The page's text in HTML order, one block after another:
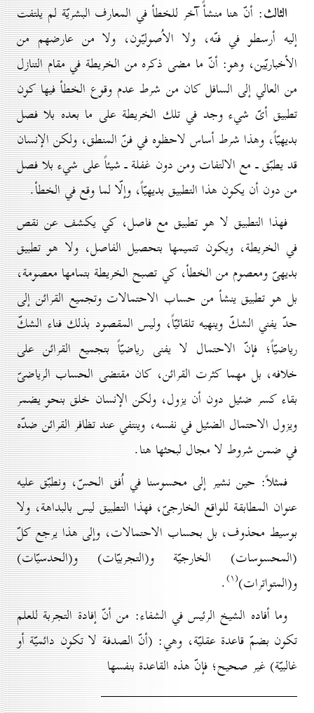
الثالث: أنّ هنا منشأً آخر للخطأ في المعارف البشريّة لم يلتفت
إليه أرسطو في فنّه، ولا الاُصوليّون، ولا من عارضهم من
الأخباريّين، وهو: أنّ ما مضى ذكره من الخريطة في مقام التنازل
من العالي إلى السافل كان من شرط عدم وقوع الخطأ فيها كون
تطبيق أىّ شيء وجد في تلك الخريطة على ما بعده بلا فصل
بديهيّاً، وهذا شرط أساس لاحظوه في فنّ المنطق، ولكن الإنسان
قد يطبّق ـ مع الالتفات ومن دون غفلة ـ شيئاً على شيء بلا فصل
من دون أن يكون هذا التطبيق بديهيّاً، وإلّا لما وقع في الخطأ.
فهذا التطبيق لا هو تطبيق مع فاصل، كي يكشف عن نقص
في الخريطة، ويكون تتميمها بتحصيل الفاصل، ولا هو تطبيق
بديهىّ ومعصوم من الخطأ، كي تصبح الخريطة بتمامها معصومة،
بل هو تطبيق ينشأ من حساب الاحتمالات وتجميع القرائن إلى
حدّ يفني الشكّ وينهيه تلقائيّاً، وليس المقصود بذلك فناء الشكّ
رياضيّاً؛ فإنّ الاحتمال لا يفنى رياضيّاً بتجميع القرائن على
خلافه، بل مهما كثرت القرائن، كان مقتضى الحساب الرياضىّ
بقاء كسر ضئيل دون أن يزول، ولكن الإنسان خلق بنحو يضمر
ويزول الاحتمال الضئيل في نفسه، وينتفي عند تظافر القرائن ضدّه
في ضمن شروط لا مجال لبحثها هنا.
فمثلاً: حين نشير إلى محسوسنا في اُفق الحسّ، ونطبّق عليه
عنوان المطابقة للواقع الخارجىّ، فهذا التطبيق ليس بالبداهة، ولا
بوسيط محذوف، بل بحساب الاحتمالات، وإلى هذا يرجع كلّ
(المحسوسات) الخارجيّة و(التجربيّات) و(الحدسيّات)
و(المتواترات)(۱) .
وما أفاده الشيخ الرئيس في الشفاء: من أنّ إفادة التجربة للعلم
تكون بضمّ قاعدة عقليّة، وهي: (أنّ الصدفة لا تكون دائميّة أو
غالبيّة) غير صحيح؛ فإنّ هذه القاعدة بنفسها